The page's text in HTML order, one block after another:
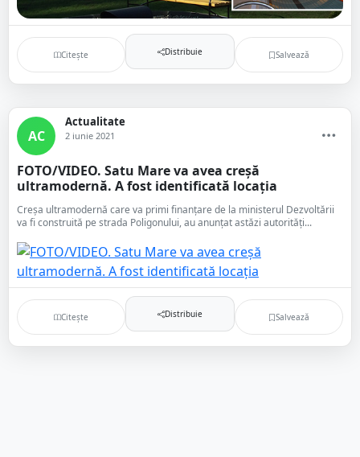
Citește Distribuie Salvează
AC
Actualitate
2 iunie 2021
FOTO/VIDEO. Satu Mare va avea creșă
ultramodernă. A fost identificată locația
Creșa ultramodernă care va primi finanțare de la ministerul Dezvoltării
va fi construită pe strada Poligonului, au anunțat astăzi autorități...
Citește Distribuie Salvează